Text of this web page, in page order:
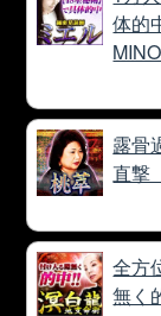
体的
露骨
直撃
全方
無く